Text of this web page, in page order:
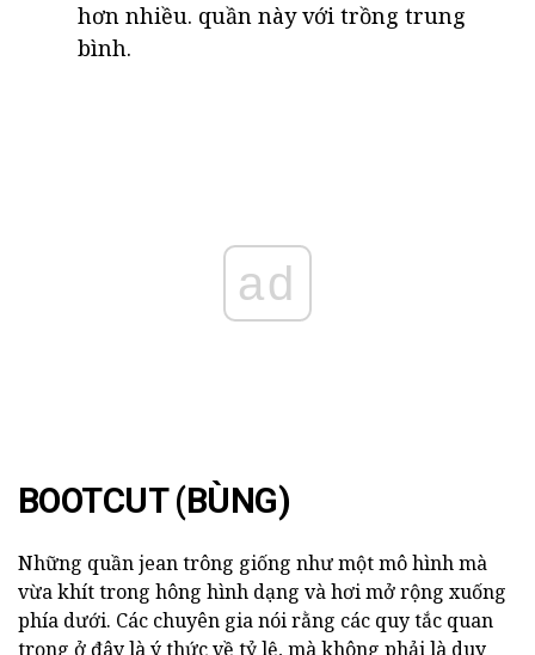
hơn nhiều. quần này với trồng trung
bình.
ad
BOOTCUT (BÙNG)
Những quần jean trông giống như một mô hình mà
vừa khít trong hông hình dạng và hơi mở rộng xuống
phía dưới. Các chuyên gia nói rằng các quy tắc quan
trọng ở đây là ý thức về tỷ lệ, mà không phải là duy